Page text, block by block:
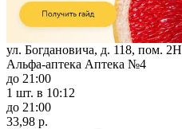
ул. Богдановича, д. 118, пом. 2Н
Альфа-аптека Аптека №4
до 21:00
1 шт. в 10:12
до 21:00
33,98 р.